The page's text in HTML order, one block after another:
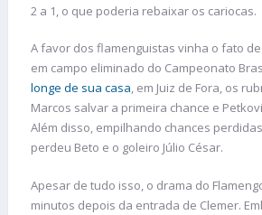
2 a 1, o que poderia rebaixar os cariocas.
A favor dos flamenguistas vinha o fato
em campo eliminado do Campeonato
longe de sua casa, em Juiz de Fora, os
Marcos salvar a primeira chance e
Além disso, empilhando chances
perdeu Beto e o goleiro Júlio César.
Apesar de tudo isso, o drama do
minutos depois da entrada de Clemer.